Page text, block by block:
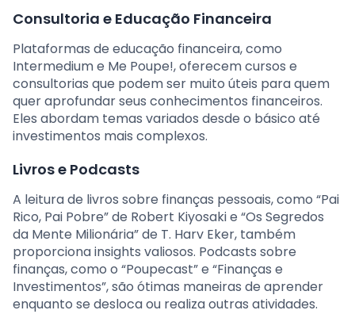
Consultoria e Educação Financeira
Plataformas de educação financeira, como
Intermedium e Me Poupe!, oferecem cursos e
consultorias que podem ser muito úteis para quem
quer aprofundar seus conhecimentos financeiros.
Eles abordam temas variados desde o básico até
investimentos mais complexos.
Livros e Podcasts
A leitura de livros sobre finanças pessoais, como “Pai
Rico, Pai Pobre” de Robert Kiyosaki e “Os Segredos
da Mente Milionária” de T. Harv Eker, também
proporciona insights valiosos. Podcasts sobre
finanças, como o “Poupecast” e “Finanças e
Investimentos”, são ótimas maneiras de aprender
enquanto se desloca ou realiza outras atividades.